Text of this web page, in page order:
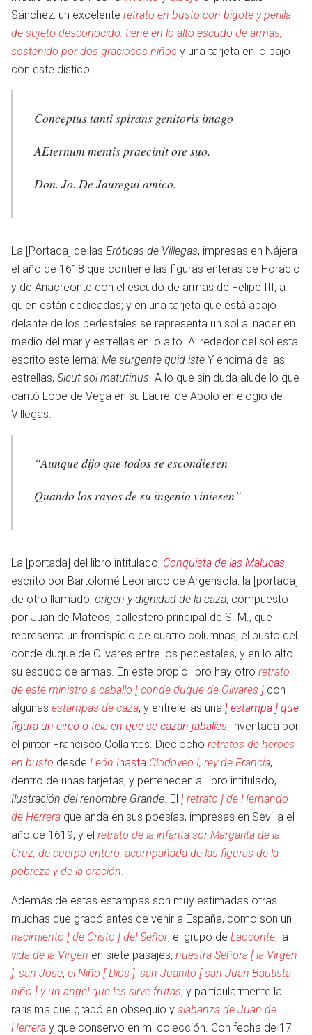
otro
idioma
Sánchez: un excelente retrato en busto con bigote y perilla
de sujeto desconocido: tiene en lo alto escudo de armas,
sostenido por dos graciosos niños y una tarjeta en lo bajo
con este dístico:
Conceptus tanti spirans genitoris imago
AEternum mentis praecinit ore suo.
Don. Jo. De Jauregui amico.
La [Portada] de las Eróticas de Villegas, impresas en Nájera
el año de 1618 que contiene las figuras enteras de Horacio
y de Anacreonte con el escudo de armas de Felipe III, a
quien están dedicadas; y en una tarjeta que está abajo
delante de los pedestales se representa un sol al nacer en
medio del mar y estrellas en lo alto. Al rededor del sol esta
escrito este lema: Me surgente quid iste Y encima de las
estrellas, Sicut sol matutinus . A lo que sin duda alude lo que
cantó Lope de Vega en su Laurel de Apolo en elogio de
Villegas.
“Aunque dijo que todos se escondiesen
Quando los rayos de su ingenio viniesen”
La [portada] del libro intitulado, Conquista de las Malucas,
escrito por Bartolomé Leonardo de Argensola: la [portada]
de otro llamado, orígen y dignidad de la caza, compuesto
por Juan de Mateos, ballestero principal de S. M., que
representa un frontispicio de cuatro columnas, el busto del
conde duque de Olivares entre los pedestales, y en lo alto
su escudo de armas. En este propio libro hay otro retrato
de este ministro a caballo [ conde duque de Olivares ] con
algunas estampas de caza, y entre ellas una [ estampa ] que
figura un circo o tela en que se cazan jabalíes, inventada por
el pintor Francisco Collantes. Dieciocho retratos de héroes
en busto desde León Ihasta Clodoveo I, rey de Francia,
dentro de unas tarjetas, y pertenecen al libro intitulado,
Ilustración del renombre Grande. El [ retrato ] de Hernando
de Herrera que anda en sus poesías, impresas en Sevilla el
año de 1619; y el retrato de la infanta sor Margarita de la
Cruz, de cuerpo entero, acompañada de las figuras de la
pobreza y de la oración.
Además de estas estampas son muy estimadas otras
muchas que grabó antes de venir a España, como son un
nacimiento [ de Cristo ] del Señor, el grupo de Laoconte, la
vida de la Virgen en siete pasajes, nuestra Señora [ la Virgen
], san José, el Niño [ Dios ], san Juanito [ san Juan Bautista
niño ] y un ángel que les sirve frutas; y particularmente la
rarísima que grabó en obsequio y alabanza de Juan de
Herrera y que conservo en mi colección. Con fecha de 17